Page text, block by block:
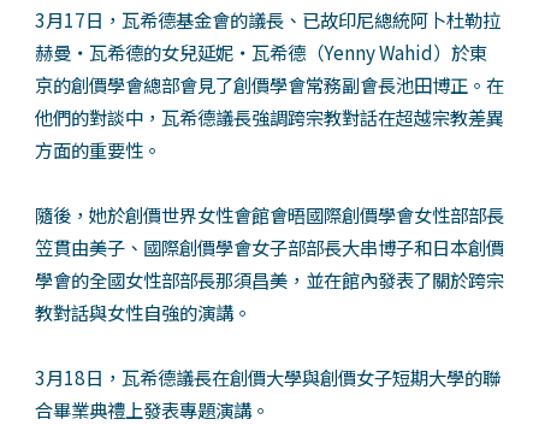
3月17日，瓦希德基金會的議長、已故印尼總統阿卜杜勒拉
赫曼‧瓦希德的女兒延妮‧瓦希德（Yenny Wahid）於東
京的創價學會總部會見了創價學會常務副會長池田博正。在
他們的對談中，瓦希德議長強調跨宗教對話在超越宗教差異
方面的重要性。
隨後，她於創價世界女性會館會晤國際創價學會女性部部長
笠貫由美子、國際創價學會女子部部長大串博子和日本創價
學會的全國女性部部長那須昌美，並在館內發表了關於跨宗
教對話與女性自強的演講。
3月18日，瓦希德議長在創價大學與創價女子短期大學的聯
合畢業典禮上發表專題演講。